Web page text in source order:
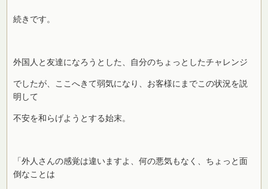
続きです。
外国人と友達になろうとした、自分のちょっとしたチャレンジ
でしたが、ここへきて弱気になり、お客様にまでこの状況を説
明して
不安を和らげようとする始末。
「外人さんの感覚は違いますよ、何の悪気もなく、ちょっと面
倒なことは